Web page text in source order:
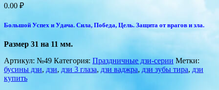
0.00 ₽
Большой Успех и Удача. Сила, Победа, Цель. Защита от врагов и зла.
Размер 31 на 11 мм.
Артикул: №49 Категория: Праздничные дзи-серии Метки:
бусины дзи, дзи, дзи 3 глаза, дзи ваджра, дзи зубы тира, дзи
купить